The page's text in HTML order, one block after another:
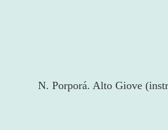
N. Porporá. Alto Giove